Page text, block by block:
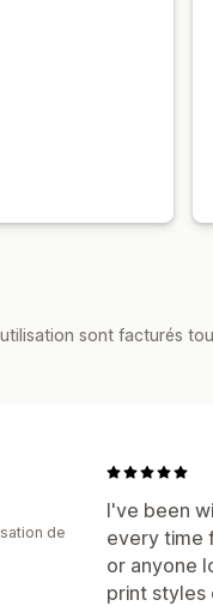
Suivi des
sont facturés
I've been
every time
or anyone
print styles
de